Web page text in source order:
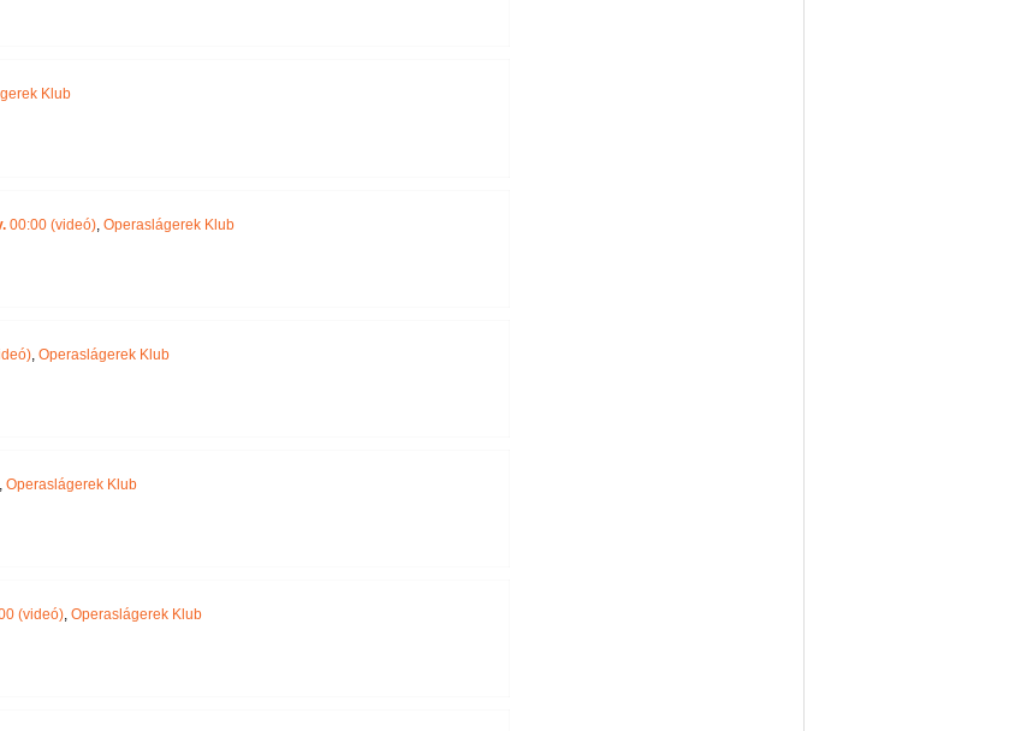
Klub
00:00 (videó), Operaslágerek Klub
, Operaslágerek Klub
, Operaslágerek Klub
(videó), Operaslágerek Klub